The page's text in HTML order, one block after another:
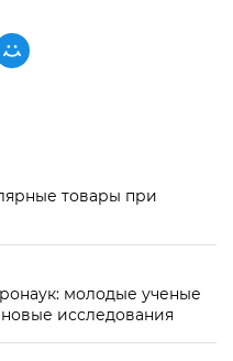
товары при
молодые ученые
исследования